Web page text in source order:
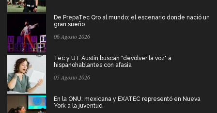
De PrepaTec Qro al mundo: el escenario donde nació un
gran sueño
06 Agosto 2026
Tec y UT Austin buscan "devolver la voz" a
hispanohablantes con afasia
05 Agosto 2026
En la ONU: mexicana y EXATEC representó en Nueva
York a la juventud